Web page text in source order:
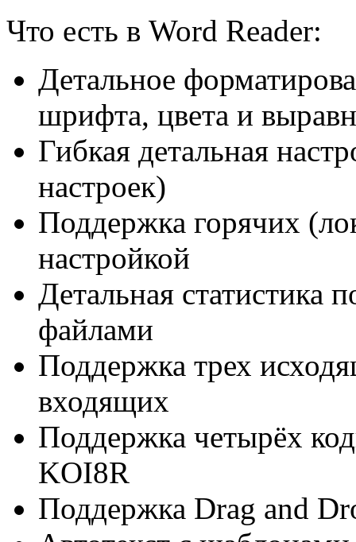
Что есть в Word Reader:
Детальное
шрифта, цвета и
Гибкая детальная
настроек)
Поддержка горячих
настройкой
Детальная статистика
файлами
Поддержка трех
входящих
Поддержка четырёх
KOI8R
Поддержка Drag and